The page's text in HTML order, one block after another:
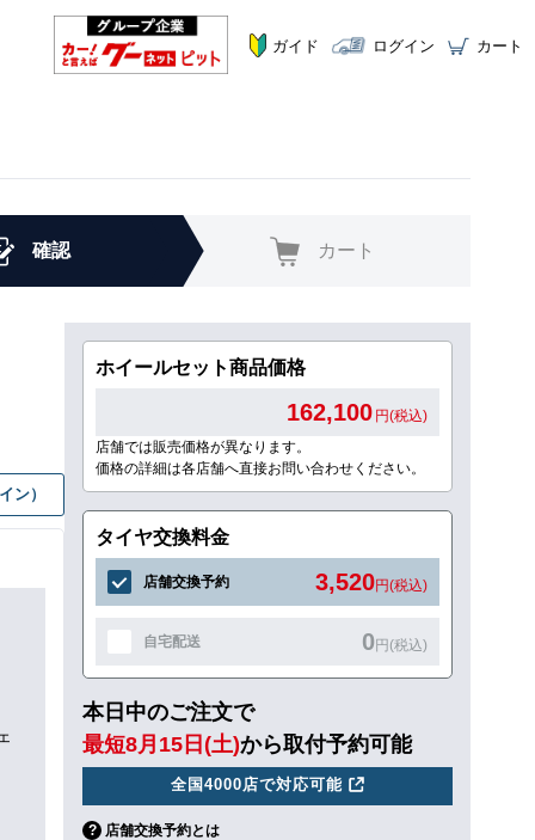
ガイド ログイン カート
確認 カート
ン）
ホイールセット商品価格
162,100 円(税込)
店舗では販売価格が異なります。
価格の詳細は各店舗へ直接お問い合わせください。
タイヤ交換料金
店舗交換予約 3,520円(税込)
自宅配送 0円(税込)
本日中のご注文で
最短8月15日(土)から取付予約可能
全国4000店で対応可能
店舗交換予約とは